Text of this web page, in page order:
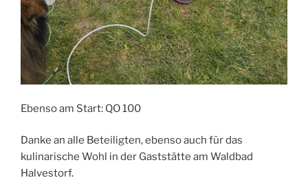
Ebenso am Start: QO 100
Danke an alle Beteiligten, ebenso auch für das
kulinarische Wohl in der Gaststätte am Waldbad
Halvestorf.